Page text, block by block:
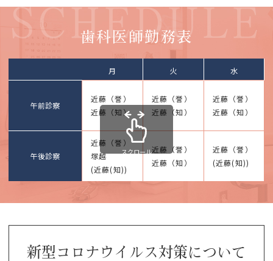
こんにちは！5月の診療時間の変更箇所のお知
SCHEDULE
歯科医師勤務表
月 火 水
午前診察
近藤（誉）
近藤（知）
近藤（誉）
近藤（知）
近藤（誉）
近藤（知）
午後診察
近藤（誉）
塚越
(近藤(知))
近藤（誉）
近藤（知）
近藤（誉）
(近藤(知))
スクロール
新型コロナウイルス対策について